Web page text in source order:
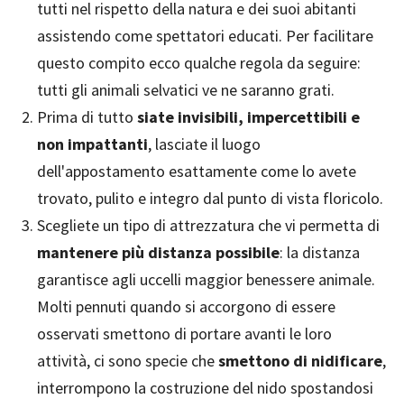
tutti nel rispetto della natura e dei suoi abitanti
assistendo come spettatori educati. Per facilitare
questo compito ecco qualche regola da seguire:
tutti gli animali selvatici ve ne saranno grati.
Prima di tutto siate invisibili, impercettibili e
non impattanti, lasciate il luogo
dell'appostamento esattamente come lo avete
trovato, pulito e integro dal punto di vista floricolo.
Scegliete un tipo di attrezzatura che vi permetta di
mantenere più distanza possibile: la distanza
garantisce agli uccelli maggior benessere animale.
Molti pennuti quando si accorgono di essere
osservati smettono di portare avanti le loro
attività, ci sono specie chesmettono di nidificare,
interrompono la costruzione del nido spostandosi